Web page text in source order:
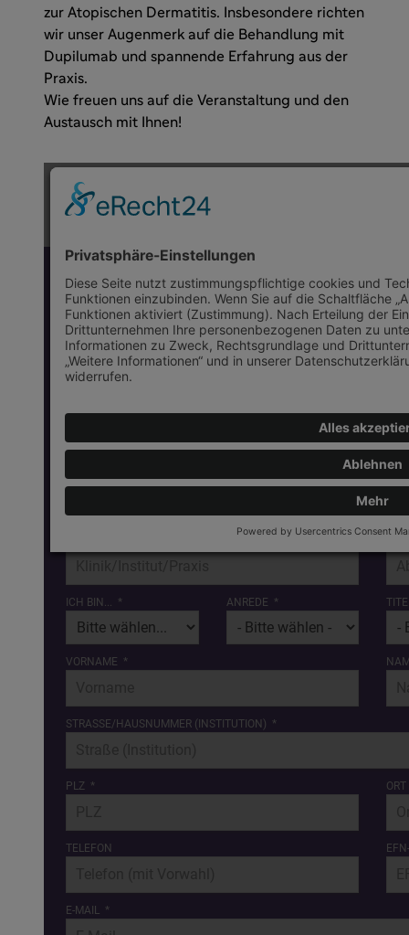
zur Atopischen Dermatitis. Insbesondere richten
wir unser Augenmerk auf die Behandlung mit
Dupilumab und spannende Erfahrung aus der
Praxis.
Wie freuen uns auf die Veranstaltung und den
Austausch mit Ihnen!